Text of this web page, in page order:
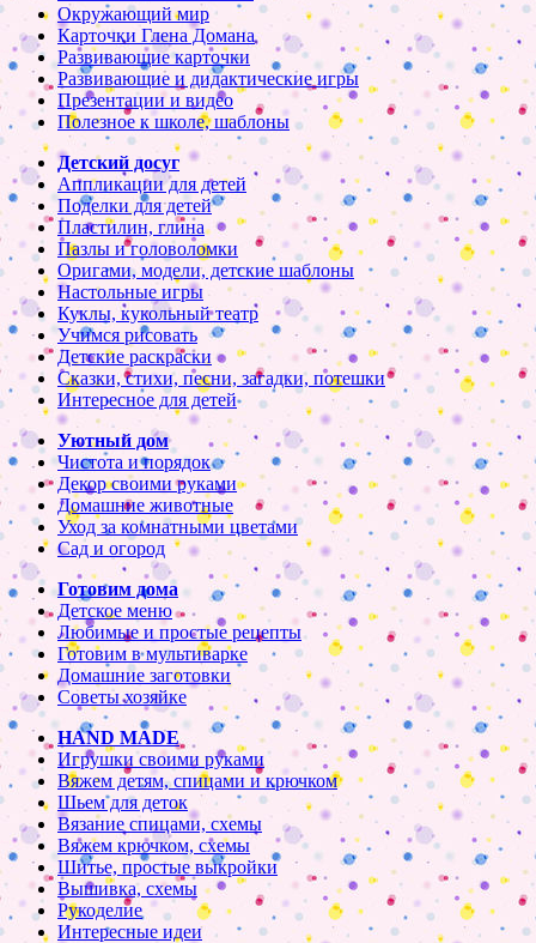
Окружающий мир
Карточки Глена Домана
Развивающие карточки
Развивающие и дидактические игры
Презентации и видео
Полезное к школе, шаблоны
Детский досуг
Аппликации для детей
Поделки для детей
Пластилин, глина
Пазлы и головоломки
Оригами, модели, детские шаблоны
Настольные игры
Куклы, кукольный театр
Учимся рисовать
Детские раскраски
Сказки, стихи, песни, загадки, потешки
Интересное для детей
Уютный дом
Чистота и порядок
Декор своими руками
Домашние животные
Уход за комнатными цветами
Сад и огород
Готовим дома
Детское меню
Любимые и простые рецепты
Готовим в мультиварке
Домашние заготовки
Советы хозяйке
HAND MADE
Игрушки своими руками
Вяжем детям, спицами и крючком
Шьем для деток
Вязание спицами, схемы
Вяжем крючком, схемы
Шитье, простые выкройки
Вышивка, схемы
Рукоделие
Интересные идеи